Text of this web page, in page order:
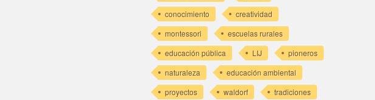
conocimiento
creatividad
montessori
escuelas rurales
educación pública
LIJ
pioneros
naturaleza
educación ambiental
proyectos
waldorf
tradiciones